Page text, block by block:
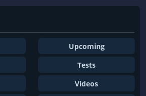
Upcoming
Tests
Videos